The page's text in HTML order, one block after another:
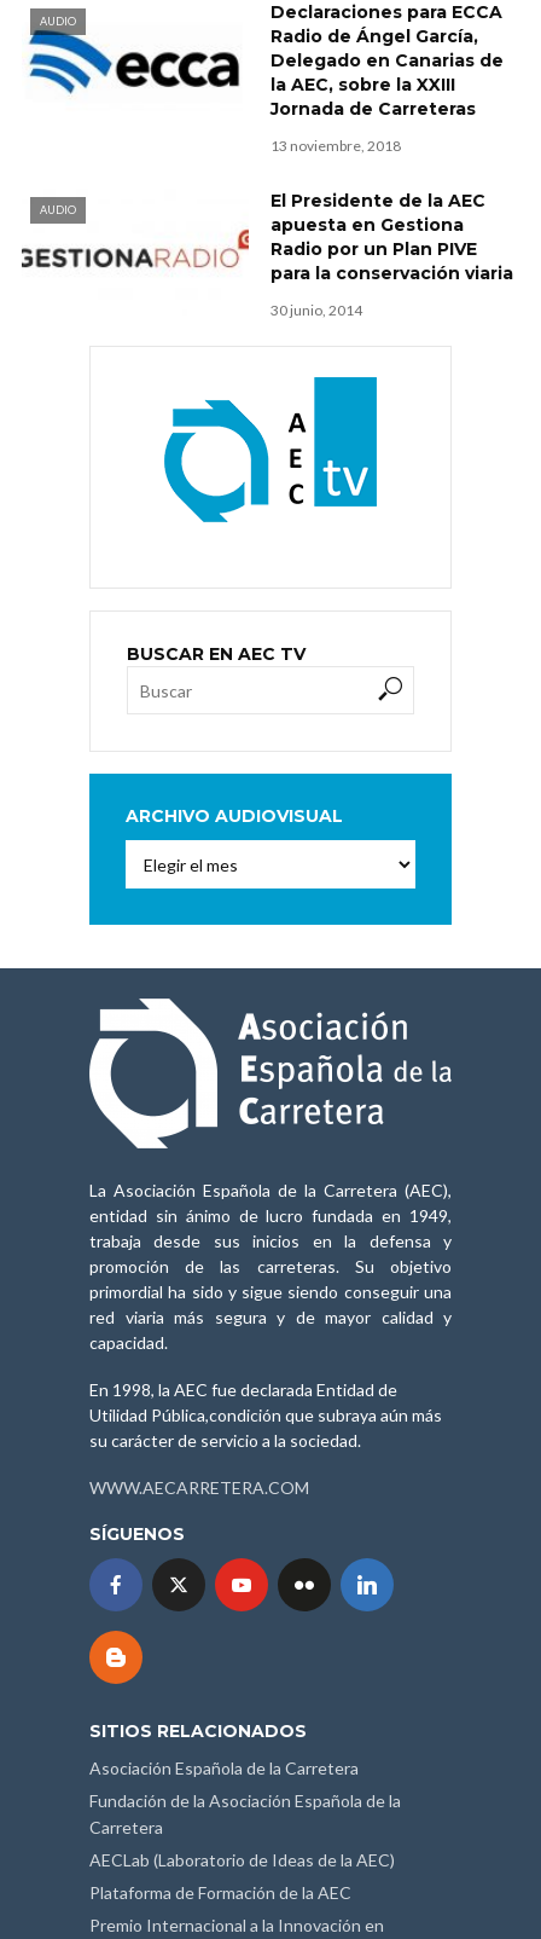
AUDIO
Declaraciones para ECCA
Radio de Ángel García,
Delegado en Canarias de
la AEC, sobre la XXIII
Jornada de Carreteras
13 noviembre, 2018
AUDIO
El Presidente de la AEC
apuesta en Gestiona
Radio por un Plan PIVE
para la conservación viaria
30 junio, 2014
BUSCAR EN AEC TV
ARCHIVO AUDIOVISUAL
Audiovisual
La Asociación Española de la Carretera (AEC),
entidad sin ánimo de lucro fundada en 1949,
trabaja desde sus inicios en la defensa y
promoción de las carreteras. Su objetivo
primordial ha sido y sigue siendo conseguir una
red viaria más segura y de mayor calidad y
capacidad.
En 1998, la AEC fue declarada Entidad de
Utilidad Pública,condición que subraya aún más
su carácter de servicio a la sociedad.
WWW.AECARRETERA.COM
SÍGUENOS
SITIOS RELACIONADOS
Asociación Española de la Carretera
Fundación de la Asociación Española de la
Carretera
AECLab (Laboratorio de Ideas de la AEC)
Plataforma de Formación de la AEC
Premio Internacional a la Innovación en